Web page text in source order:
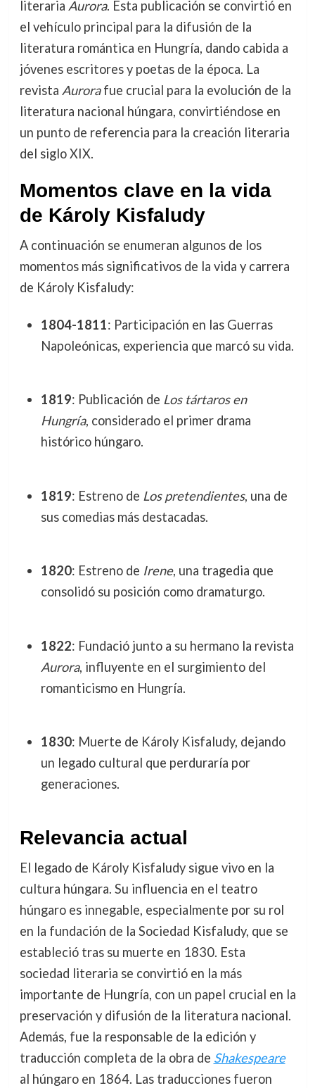
literaria Aurora. Esta publicación se convirtió en
el vehículo principal para la difusión de la
literatura romántica en Hungría, dando cabida a
jóvenes escritores y poetas de la época. La
revista Aurorafue crucial para la evolución de la
literatura nacional húngara, convirtiéndose en
un punto de referencia para la creación literaria
del siglo XIX.
Momentos clave en la vida
de Károly Kisfaludy
A continuación se enumeran algunos de los
momentos más significativos de la vida y carrera
de Károly Kisfaludy:
1804-1811: Participación en las Guerras
Napoleónicas, experiencia que marcó su vida.
1819: Publicación de Los tártaros en
Hungría, considerado el primer drama
histórico húngaro.
1819: Estreno de Los pretendientes, una de
sus comedias más destacadas.
1820: Estreno de Irene, una tragedia que
consolidó su posición como dramaturgo.
1822: Fundació junto a su hermano la revista
Aurora, influyente en el surgimiento del
romanticismo en Hungría.
1830: Muerte de Károly Kisfaludy, dejando
un legado cultural que perduraría por
generaciones.
Relevancia actual
El legado de Károly Kisfaludy sigue vivo en la
cultura húngara. Su influencia en el teatro
húngaro es innegable, especialmente por su rol
en la fundación de la Sociedad Kisfaludy, que se
estableció tras su muerte en 1830. Esta
sociedad literaria se convirtió en la más
importante de Hungría, con un papel crucial en la
preservación y difusión de la literatura nacional.
Además, fue la responsable de la edición y
traducción completa de la obra de Shakespeare
al húngaro en 1864. Las traducciones fueron